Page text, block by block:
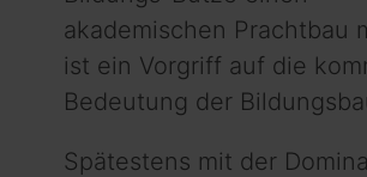
akademischen Prachtbau
ist ein Vorgriff auf die
Bedeutung der
Spätestens mit der